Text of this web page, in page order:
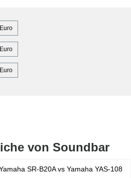
von Soundbar
SR-B20A vs Yamaha YAS-108